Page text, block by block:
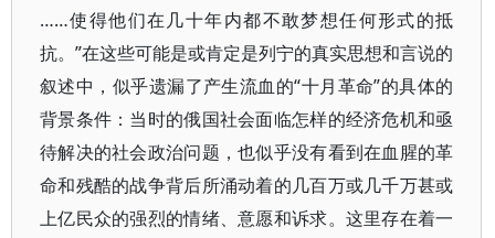
……使得他们在几十年内都不敢梦想任何形式的抵
抗。”在这些可能是或肯定是列宁的真实思想和言说的
叙述中，似乎遗漏了产生流血的“十月革命”的具体的
背景条件：当时的俄国社会面临怎样的经济危机和亟
待解决的社会政治问题，也似乎没有看到在血腥的革
命和残酷的战争背后所涌动着的几百万或几千万甚或
上亿民众的强烈的情绪、意愿和诉求。这里存在着一